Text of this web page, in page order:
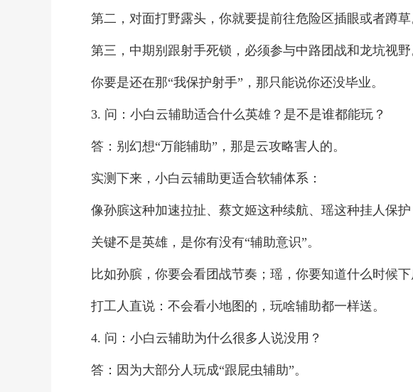
第二，对面打野露头，你就要提前往危险区插眼或者蹲草
第三，中期别跟射手死锁，必须参与中路团战和龙坑视野
你要是还在那“我保护射手”，那只能说你还没毕业。
3. 问：小白云辅助适合什么英雄？是不是谁都能玩？
答：别幻想“万能辅助”，那是云攻略害人的。
实测下来，小白云辅助更适合软辅体系：
像孙膑这种加速拉扯、蔡文姬这种续航、瑶这种挂人保护
关键不是英雄，是你有没有“辅助意识”。
比如孙膑，你要会看团战节奏；瑶，你要知道什么时候下
打工人直说：不会看小地图的，玩啥辅助都一样送。
4. 问：小白云辅助为什么很多人说没用？
答：因为大部分人玩成“跟屁虫辅助”。